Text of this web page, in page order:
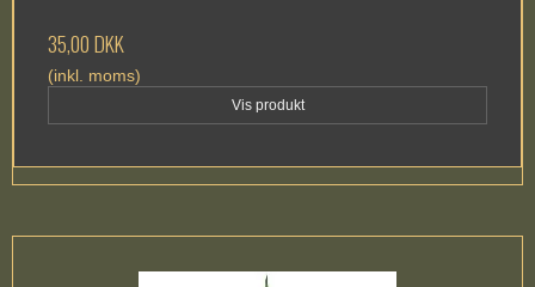
35,00 DKK
(inkl. moms)
Vis produkt